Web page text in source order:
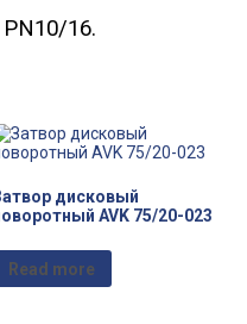
16.
дисковый
AVK 75/20-023
Read more